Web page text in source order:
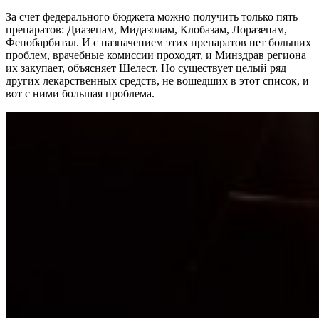
За счет федерального бюджета можно получить только пять
препаратов: Диазепам, Мидазолам, Клобазам, Лоразепам,
Фенобарбитал. И с назначением этих препаратов нет больших
проблем, врачебные комиссии проходят, и Минздрав региона
их закупает, объясняет Шелест. Но существует целый ряд
других лекарственных средств, не вошедших в этот список, и
вот с ними большая проблема.